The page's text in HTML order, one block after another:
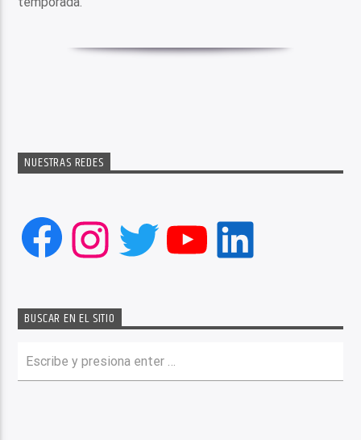
NUESTRAS REDES
Facebook
Instagram
Twitter
YouTube
LinkedIn
BUSCAR EN EL SITIO